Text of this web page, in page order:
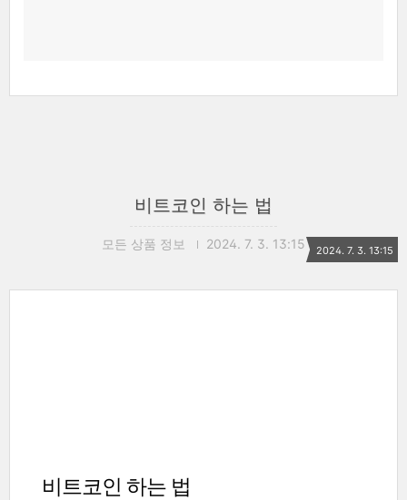
비트코인 하는 법
모든 상품 정보 2024. 7. 3. 13:15 2024. 7. 3. 13:15
비트코인 하는 법